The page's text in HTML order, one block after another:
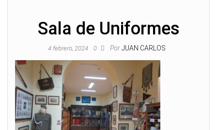
Sala de Uniformes
4 febrero, 2024 0 Por JUAN CARLOS